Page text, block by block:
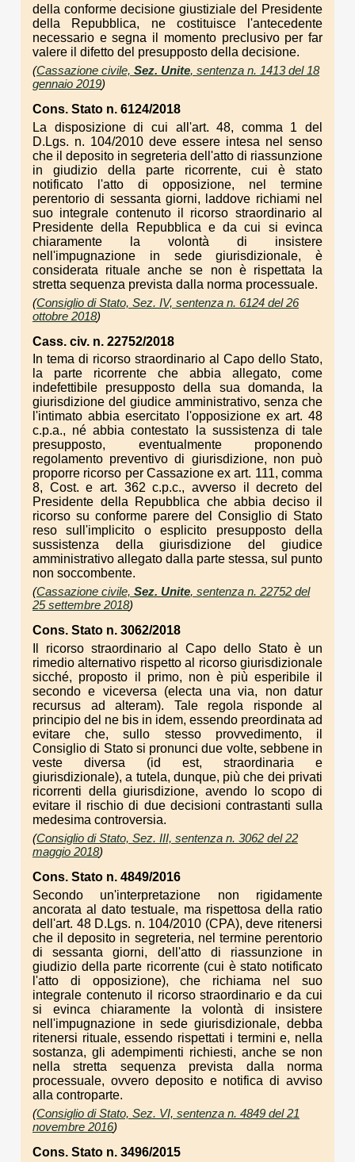
della conforme decisione giustiziale del Presidente
della Repubblica, ne costituisce l'antecedente
necessario e segna il momento preclusivo per far
valere il difetto del presupposto della decisione.
(Cassazione civile, Sez. Unite, sentenza n. 1413 del 18
gennaio 2019)
Cons. Stato n. 6124/2018
La disposizione di cui all'art. 48, comma 1 del
D.Lgs. n. 104/2010 deve essere intesa nel senso
che il deposito in segreteria dell'atto di riassunzione
in giudizio della parte ricorrente, cui è stato
notificato l'atto di opposizione, nel termine
perentorio di sessanta giorni, laddove richiami nel
suo integrale contenuto il ricorso straordinario al
Presidente della Repubblica e da cui si evinca
chiaramente la volontà di insistere
nell'impugnazione in sede giurisdizionale, è
considerata rituale anche se non è rispettata la
stretta sequenza prevista dalla norma processuale.
(Consiglio di Stato, Sez. IV, sentenza n. 6124 del 26
ottobre 2018)
Cass. civ. n. 22752/2018
In tema di ricorso straordinario al Capo dello Stato,
la parte ricorrente che abbia allegato, come
indefettibile presupposto della sua domanda, la
giurisdizione del giudice amministrativo, senza che
l'intimato abbia esercitato l'opposizione ex art. 48
c.p.a., né abbia contestato la sussistenza di tale
presupposto, eventualmente proponendo
regolamento preventivo di giurisdizione, non può
proporre ricorso per Cassazione ex art. 111, comma
8, Cost. e art. 362 c.p.c., avverso il decreto del
Presidente della Repubblica che abbia deciso il
ricorso su conforme parere del Consiglio di Stato
reso sull'implicito o esplicito presupposto della
sussistenza della giurisdizione del giudice
amministrativo allegato dalla parte stessa, sul punto
non soccombente.
(Cassazione civile, Sez. Unite, sentenza n. 22752 del
25 settembre 2018)
Cons. Stato n. 3062/2018
Il ricorso straordinario al Capo dello Stato è un
rimedio alternativo rispetto al ricorso giurisdizionale
sicché, proposto il primo, non è più esperibile il
secondo e viceversa (electa una via, non datur
recursus ad alteram). Tale regola risponde al
principio del ne bis in idem, essendo preordinata ad
evitare che, sullo stesso provvedimento, il
Consiglio di Stato si pronunci due volte, sebbene in
veste diversa (id est, straordinaria e
giurisdizionale), a tutela, dunque, più che dei privati
ricorrenti della giurisdizione, avendo lo scopo di
evitare il rischio di due decisioni contrastanti sulla
medesima controversia.
(Consiglio di Stato, Sez. III, sentenza n. 3062 del 22
maggio 2018)
Cons. Stato n. 4849/2016
Secondo un'interpretazione non rigidamente
ancorata al dato testuale, ma rispettosa della ratio
dell'art. 48 D.Lgs. n. 104/2010 (CPA), deve ritenersi
che il deposito in segreteria, nel termine perentorio
di sessanta giorni, dell'atto di riassunzione in
giudizio della parte ricorrente (cui è stato notificato
l'atto di opposizione), che richiama nel suo
integrale contenuto il ricorso straordinario e da cui
si evinca chiaramente la volontà di insistere
nell'impugnazione in sede giurisdizionale, debba
ritenersi rituale, essendo rispettati i termini e, nella
sostanza, gli adempimenti richiesti, anche se non
nella stretta sequenza prevista dalla norma
processuale, ovvero deposito e notifica di avviso
alla controparte.
(Consiglio di Stato, Sez. VI, sentenza n. 4849 del 21
novembre 2016)
Cons. Stato n. 3496/2015